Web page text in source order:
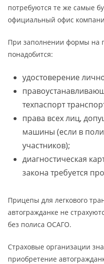
потребуются те же самые
официальный офис
При заполнении формы на
понадобится:
удостоверение
техпаспорт
права всех лиц,
машины (если в
участников);
диагностическая
закона требуется
Прицепы для легкового
автогражданке не
без полиса ОСАГО.
Страховые организации
приобретение